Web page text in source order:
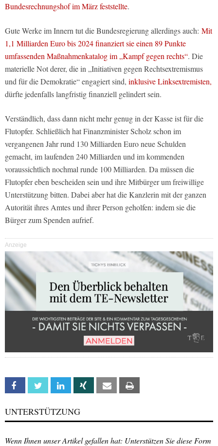
Bundesrechnungshof im März feststellte.
Gute Werke im Innern tut die Bundesregierung allerdings auch: Mit
1,1 Milliarden Euro bis 2024 finanziert sie einen 89 Punkte
umfassenden Maßnahmenkatalog im „Kampf gegen rechts“. Die
materielle Not derer, die in „Initiativen gegen Rechtsextremismus
und für die Demokratie“ engagiert sind, inklusive Linksextremisten,
dürfte jedenfalls langfristig finanziell gelindert sein.
Verständlich, dass dann nicht mehr genug in der Kasse ist für die
Flutopfer. Schließlich hat Finanzminister Scholz schon im
vergangenen Jahr rund 130 Milliarden Euro neue Schulden
gemacht, im laufenden 240 Milliarden und im kommenden
voraussichtlich nochmal runde 100 Milliarden. Da müssen die
Flutopfer eben bescheiden sein und ihre Mitbürger um freiwillige
Unterstützung bitten. Dabei aber hat die Kanzlerin mit der ganzen
Autorität ihres Amtes und ihrer Person geholfen: indem sie die
Bürger zum Spenden aufrief.
Anzeige
Facebook Twitter Linkedin Xing Email
UNTERSTÜTZUNG
Wenn Ihnen unser Artikel gefallen hat: Unterstützen Sie diese Form